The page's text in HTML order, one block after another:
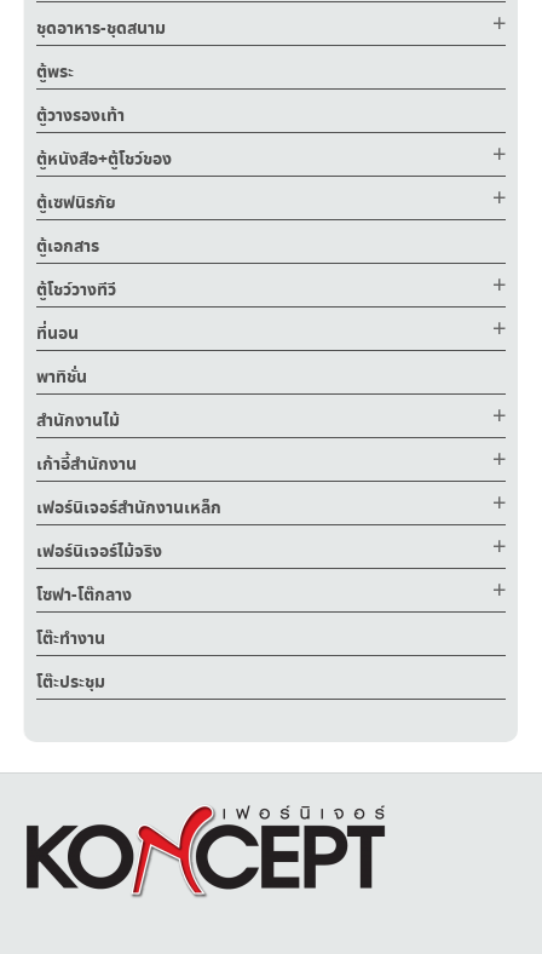
ชุดอาหาร-ชุดสนาม
ตู้พระ
ตู้วางรองเท้า
ตู้หนังสือ+ตู้โชว์ของ
ตู้เซฟนิรภัย
ตู้เอกสาร
ตู้โชว์วางทีวี
ที่นอน
พาทิชั่น
สำนักงานไม้
เก้าอี้สำนักงาน
เฟอร์นิเจอร์สำนักงานเหล็ก
เฟอร์นิเจอร์ไม้จริง
โซฟา-โต๊กลาง
โต๊ะทำงาน
โต๊ะประชุม